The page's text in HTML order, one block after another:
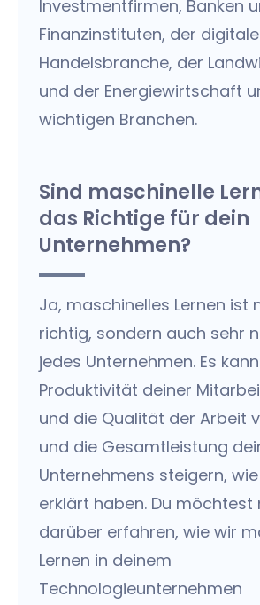
Investmentfirmen, Banken
Finanzinstituten, der
Handelsbranche, der
und der Energiewirtschaft
wichtigen Branchen.
Sind maschinelle
das Richtige für dein
Unternehmen?
Ja, maschinelles Lernen ist
richtig, sondern auch sehr
jedes Unternehmen. Es
Produktivität deiner
und die Qualität der Arbeit
und die Gesamtleistung
Unternehmens steigern,
erklärt haben. Du möchtest
darüber erfahren, wie wir
Lernen in deinem
Technologieunternehmen